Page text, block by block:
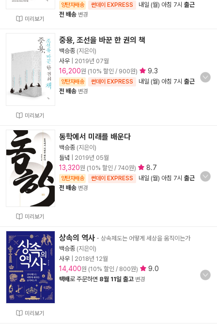
미리보기
양탄자배송 썬데이 EXPRESS 내일 (월) 아침 7시 출근
전 배송 변경
미리보기
중용, 조선을 바꾼 한 권의 책
백승종 (지은이)
사우
2019년 07월
16,200원 (10% 할인 / 900원) 9.3
양탄자배송 썬데이 EXPRESS 내일 (월) 아침 7시 출근
전 배송 변경
미리보기
동학에서 미래를 배운다
백승종 (지은이)
들녘
2019년 05월
13,320원 (10% 할인 / 740원) 8.7
양탄자배송 썬데이 EXPRESS 내일 (월) 아침 7시 출근
전 배송 변경
미리보기
상속의 역사 - 상속제도는 어떻게 세상을 움직이는가
백승종 (지은이)
사우
2018년 12월
14,400원 (10% 할인 / 800원) 9.0
택배로 주문하면 8월 11일 출고 변경